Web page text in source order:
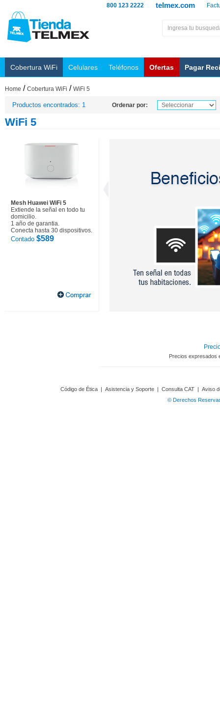
telmex.com
800 123 2222
Cobertura WiFi Celulares Teléfonos Ofertas Pagar
Home / Cobertura WiFi / WiFi 5
Productos encontrados: 1 Ordenar por:
WiFi 5
Mesh Huawei WiFi 5
Extiende la señal en todo tu
domicilio.
1 año de garantia.
Conecta hasta 30 dispositivos.
Contado $589
Precios expresados
Código de Ética | Asistencia y Soporte | Consulta CAT | Aviso
© Derechos